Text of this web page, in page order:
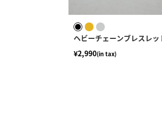
ヘビーチェーンブレスレッ
¥2,990(in tax)